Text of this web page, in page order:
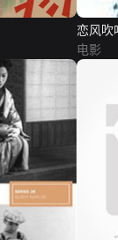
恋风吹
电影